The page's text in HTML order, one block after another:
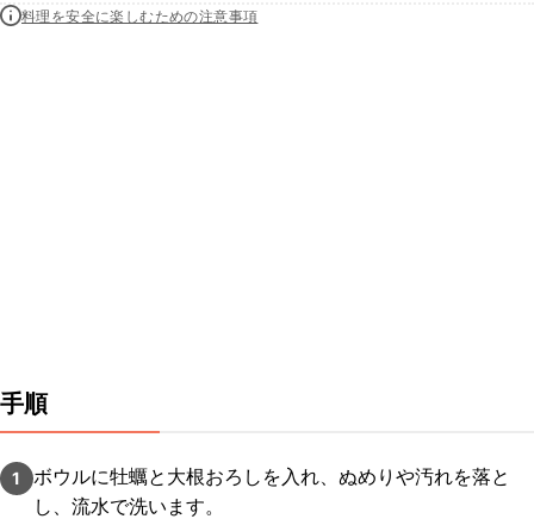
料理を安全に楽しむための注意事項
手順
1
ボウルに牡蠣と大根おろしを入れ、ぬめりや汚れを落と
し、流水で洗います。